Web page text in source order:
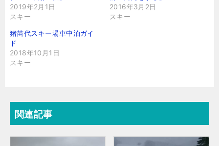
2019年2月1日
スキー
2016年3月2日
スキー
猪苗代スキー場車中泊ガイ
ド
2018年10月1日
スキー
関連記事